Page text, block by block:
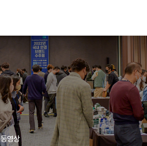
동영상